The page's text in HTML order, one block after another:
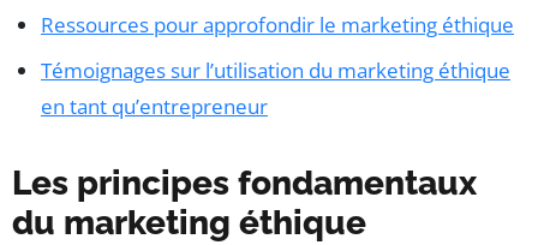
Ressources pour approfondir le marketing éthique
Témoignages sur l’utilisation du marketing éthique
en tant qu’entrepreneur
Les principes fondamentaux
du marketing éthique